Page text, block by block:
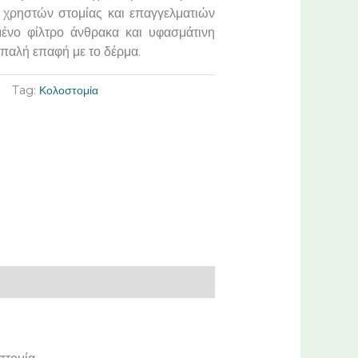
στομίας και επαγγελματιών
φίλτρο άνθρακα και υφασμάτινη
επαφή με το δέρμα.
Tag: Κολοστομία